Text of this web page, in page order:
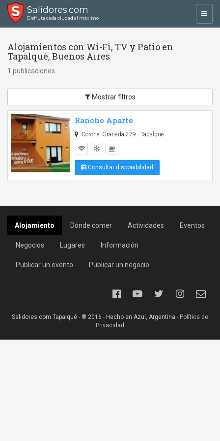
Salidores.com
Disfrutá cada ciudad al máximo
Alojamientos con Wi-Fi, TV y Patio en
Tapalqué, Buenos Aires
1 publicaciones
Mostrar filtros
Rancho Aparte
Coronel Granada 279 - Tapalqué
Consultar disponibilidad
Alojamiento Dónde comer Actividades Eventos
Negocios Lugares Información
Publicar un evento Publicar un negocio
Salidores.com Tapalqué - ® 2016 - Hecho en Azul, Argentina - Política de
Privacidad